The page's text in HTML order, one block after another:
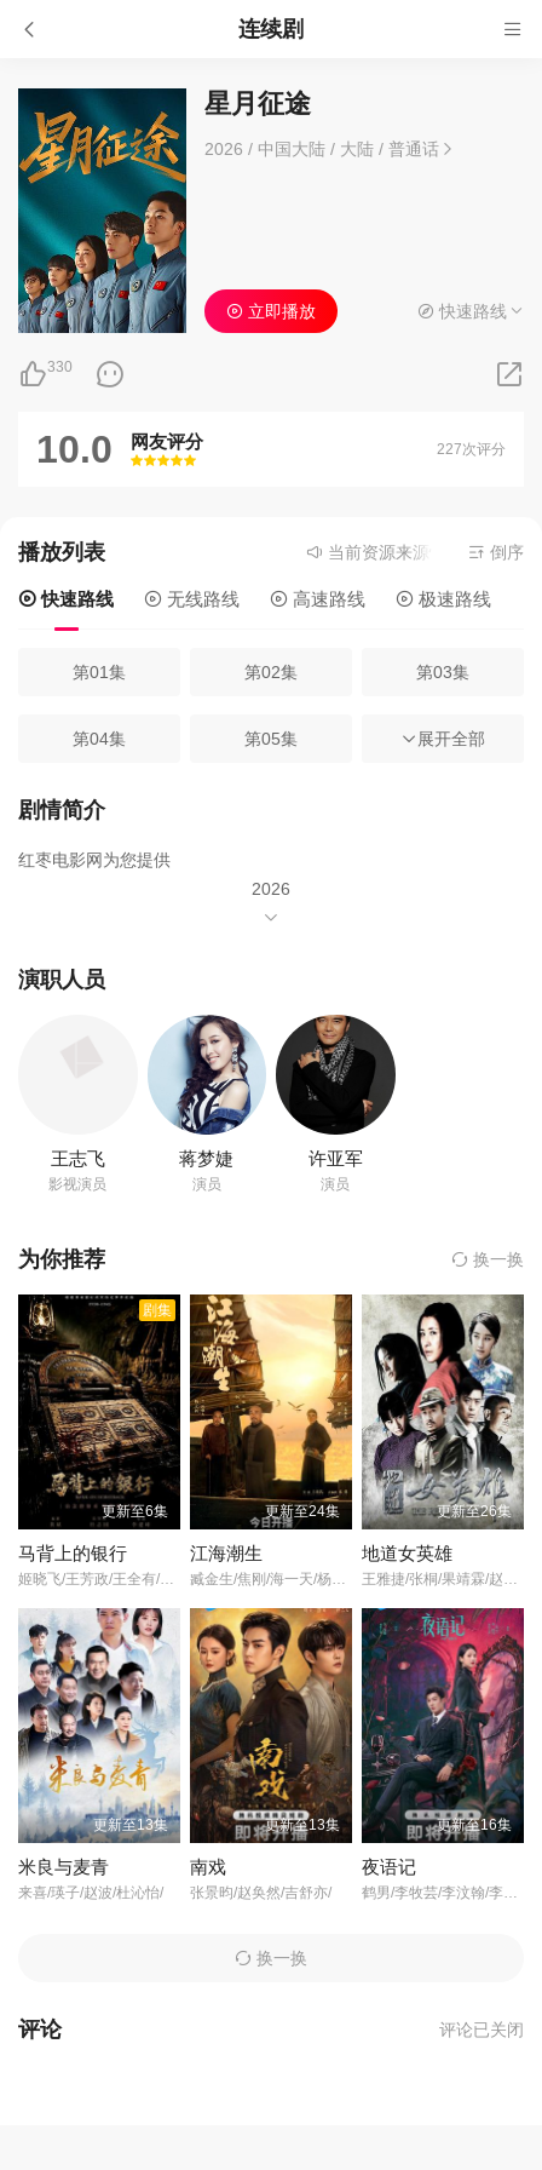
连续剧
星月征途
2026 / 中国大陆 / 大陆/ 普通话
330
立即播放 快速路线
10.0 网友评分
很差
较差还行推荐力荐
227次评分
播放列表 当前资源来源快速路线 - 在线
倒序
快速路线 无线路线 高速路线 极速路线
第01集 第02集 第03集
第04集 第05集 第06集
第07集
第10集
第20集
展开全部
剧情简介
红枣电影网为您提供
2026
蒋梦婕
王志飞
主演,
王逸伟
导演的《星月征途》在线观看,《星月征途》百度云网盘资源以及
《星月征途》高清mp4迅雷下载，希望您能喜欢！
故事创意来自中国航天探月工程的伟大成就。讲述了从小拥有航天
梦的吴畏一心想进入飞控中心，却面试失败进入档案馆工作。而曾
与他“结下梁子”的冷面学霸应子期，则顺利进入飞控中心。吴畏在档
案馆积累了诸多经验而变得踏实，被导师覃伯钧钦点加入飞控部门
的牧星战队，与应子期等人成为队友。吴畏、应子期这两颗双子星
从开始的针锋相对，在经历国际空间轨道大赛、皓月四号、皓月五
号等任务，逐渐放下心结、通力合作，在最后时刻逆风翻盘，成为
了飞控中心的最佳拍档，顺利为中国取回了月壤。
演职人员
王志飞
影视演员
蒋梦婕
演员
许亚军
演员
为你推荐 换一换
剧集
更新至6集
马背上的银行
更新至24集
江海潮生
更新至26集
地道女英雄
更新至13集
米良与麦青
来喜/瑛子/赵波/杜沁怡/
更新至13集
南戏
张景昀/赵奂然/吉舒亦/
更新至16集
夜语记
鹤男/李牧芸/李汶翰/李泊文/郭天祺/徐新驰/孙思凡/
换一换
评论 评论已关闭